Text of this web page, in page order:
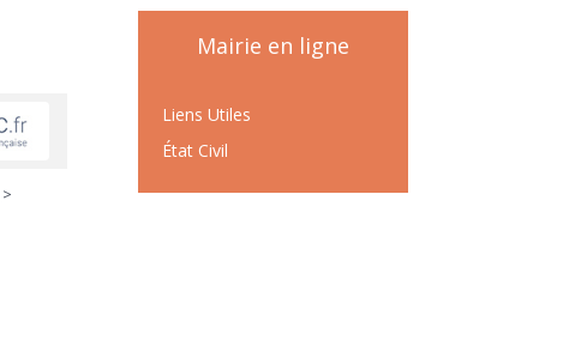
>
Mairie en ligne
Liens Utiles
État Civil